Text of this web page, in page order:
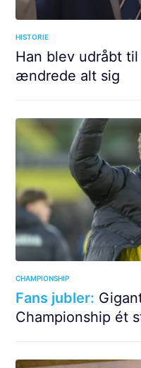
HISTORIE
Han blev udråbt
ændrede alt sig
CHAMPIONSHIP
Fans jubler:
Championship ét